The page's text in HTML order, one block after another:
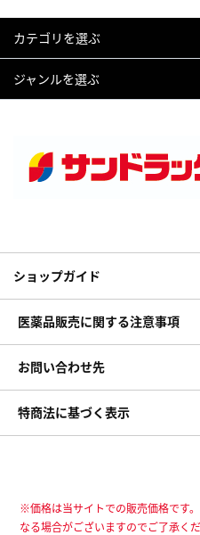
カテゴリを選ぶ
ジャンルを選ぶ
ショップガイド
医薬品販売に関する注意事項
お問い合わせ先
特商法に基づく表示
※価格は当サイトでの販売価格です
なる場合がございますのでご了承くだ